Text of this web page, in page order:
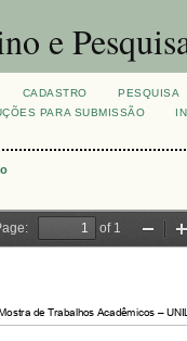
e
CADASTRO
PESQUISA
PARA SUBMISSÃO